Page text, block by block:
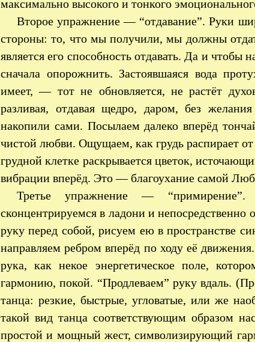
максимально высокого и тонкого
Второе упражнение — “отдавание”. Руки
стороны: то, что мы получили, мы должны
является его способность отдавать. Да и чтобы
сначала опорожнить. Застоявшаяся вода
имеет, — тот не обновляется, не растёт
разливая, отдавая щедро, даром, без
накопили сами. Посылаем далеко вперёд
чистой любви. Ощущаем, как грудь распирает
грудной клетке раскрывается цветок,
вибрации вперёд. Это — благоухание самой
Третье упражнение —
сконцентрируемся в ладони и
руку перед собой, рисуем ею в пространстве
направляем ребром вперёд по ходу её
рука, как некое энергетическое поле,
гармонию, покой. “Продлеваем” руку вдаль.
танца: резкие, быстрые, угловатые, или же
такой вид танца соответствующим образом
простой и мощный жест, символизирующий